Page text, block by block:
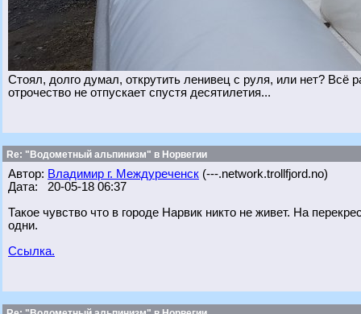
Стоял, долго думал, открутить ленивец с руля, или нет?
отрочество не отпускает спустя десятилетия...
Re: "Водометный альпинизм" в Норвегии
Автор: Владимир г. Междуреченск (---.network.trollfjord.no)
Дата: 20-05-18 06:37
Такое чувство что в городе Нарвик никто не живет. На
одни.
Ссылка.